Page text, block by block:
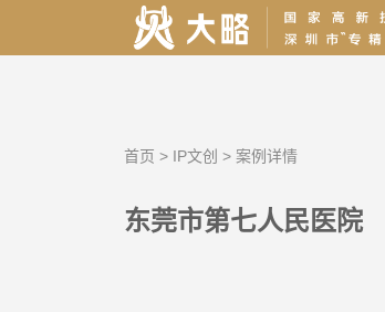
首页 > IP文创 > 案例详情
东莞市第七人民医院